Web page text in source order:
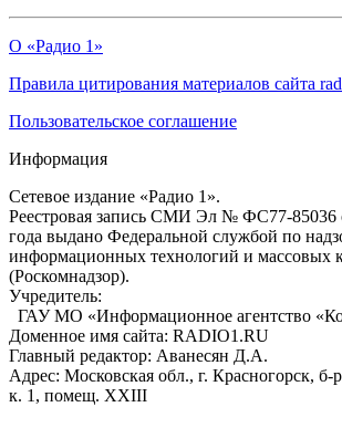
О «Радио 1»
Правила цитирования материалов сайта
Пользовательское соглашение
Информация
Сетевое издание «Радио 1».
Реестровая запись СМИ Эл № ФС77-85036
года выдано Федеральной службой по
информационных технологий и массовых
(Роскомнадзор).
Учредитель:
ГАУ МО «Информационное агентство
Доменное имя сайта: RADIO1.RU
Главный редактор: Аванесян Д.А.
Адрес: Московская обл., г. Красногорск, б-
к. 1, помещ. XXIII